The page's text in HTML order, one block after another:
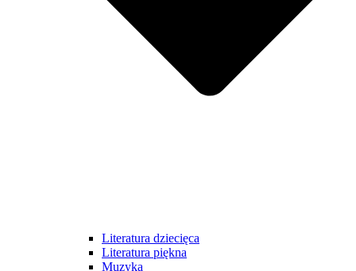
Literatura dziecięca
Literatura piękna
Muzyka